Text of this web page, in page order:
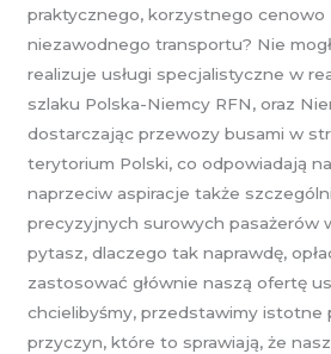
praktycznego, korzystnego cenowo
niezawodnego transportu? Nie
realizuje usługi specjalistyczne w
szlaku Polska-Niemcy RFN, oraz
dostarczając przewozy busami w
terytorium Polski, co odpowiadają
naprzeciw aspiracje także
precyzyjnych surowych pasażerów
pytasz, dlaczego tak naprawdę,
zastosować głównie naszą ofertę
chcielibyśmy, przedstawimy istotne
przyczyn, które to sprawiają, że